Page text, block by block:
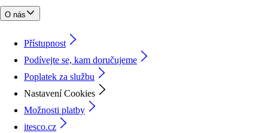
O nás
Přístupnost
Podívejte se, kam doručujeme
Poplatek za službu
Nastavení Cookies
Možnosti platby
itesco.cz